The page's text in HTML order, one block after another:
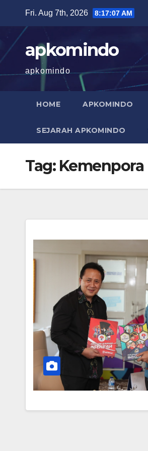
content
Fri. Aug 7th, 2026 8:17:07 AM
apkomindo
apkomindo
HOME APKOMINDO
SEJARAH APKOMINDO
Tag: Kemenpora